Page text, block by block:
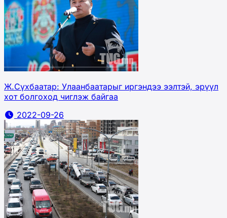
Ж.Сүхбаатар: Улаанбаатарыг иргэндээ ээлтэй, эрүүл
хот болгоход чиглэж байгаа
2022-09-26